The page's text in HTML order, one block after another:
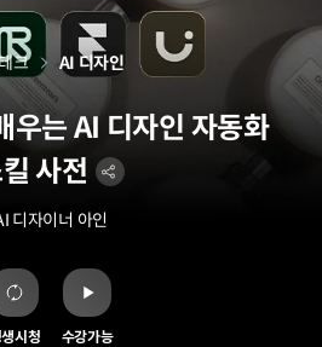
우는 AI 디자인 자동화
사전
디자이너 아인
크 AI 디자인
시청 수강가능